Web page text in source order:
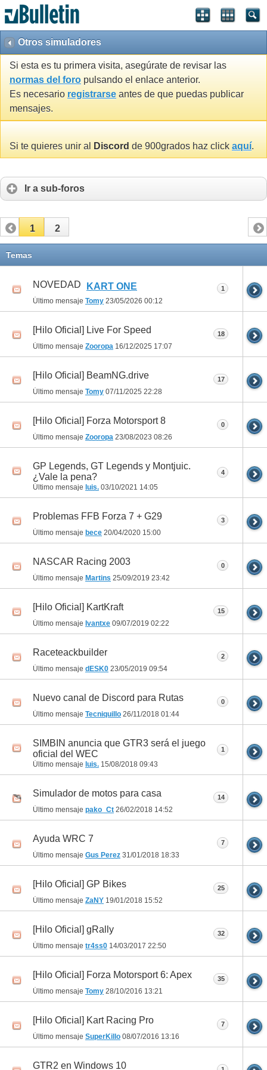
Otros simuladores
Si esta es tu primera visita, asegúrate de revisar las
normas del foro pulsando el enlace anterior.
Es necesario registrarse antes de que puedas publicar
mensajes.
Si te quieres unir al Discord de 900grados haz click aquí.
Ir a sub-foros
1 2
Temas
NOVEDAD KART ONE
Último mensaje Tomy 23/05/2026 00:12
1
[Hilo Oficial] Live For Speed
Último mensaje Zooropa 16/12/2025 17:07
18
[Hilo Oficial] BeamNG.drive
Último mensaje Tomy 07/11/2025 22:28
17
[Hilo Oficial] Forza Motorsport 8
Último mensaje Zooropa 23/08/2023 08:26
0
GP Legends, GT Legends y Montjuic.
¿Vale la pena?
Último mensaje luis. 03/10/2021 14:05
4
Problemas FFB Forza 7 + G29
Último mensaje bece 20/04/2020 15:00
3
NASCAR Racing 2003
Último mensaje Martins 25/09/2019 23:42
0
[Hilo Oficial] KartKraft
Último mensaje Ivantxe 09/07/2019 02:22
15
Raceteackbuilder
Último mensaje dESK0 23/05/2019 09:54
2
Nuevo canal de Discord para Rutas
Último mensaje Tecniquillo 26/11/2018 01:44
0
SIMBIN anuncia que GTR3 será el juego
oficial del WEC
Último mensaje luis. 15/08/2018 09:43
1
Simulador de motos para casa
Último mensaje pako_Ct 26/02/2018 14:52
14
Ayuda WRC 7
Último mensaje Gus Perez 31/01/2018 18:33
7
[Hilo Oficial] GP Bikes
Último mensaje ZaNY 19/01/2018 15:52
25
[Hilo Oficial] gRally
Último mensaje tr4ss0 14/03/2017 22:50
32
[Hilo Oficial] Forza Motorsport 6: Apex
Último mensaje Tomy 28/10/2016 13:21
35
[Hilo Oficial] Kart Racing Pro
Último mensaje SuperKillo 08/07/2016 13:16
7
GTR2 en Windows 10